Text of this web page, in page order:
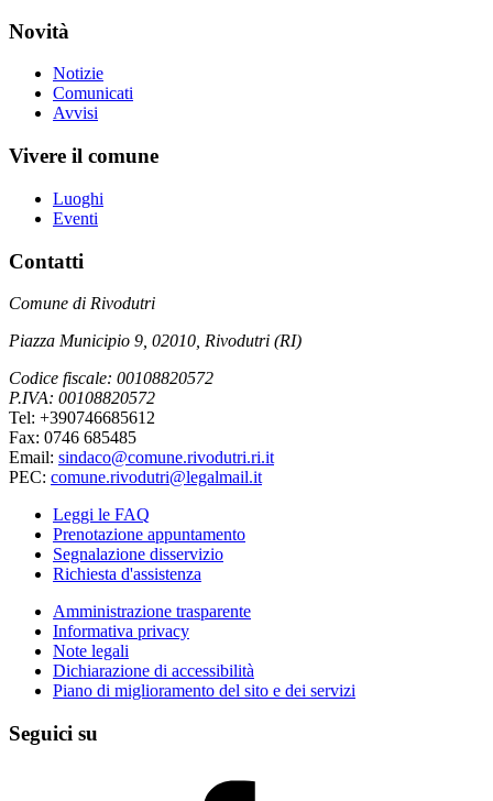
Novità
Notizie
Comunicati
Avvisi
Vivere il comune
Luoghi
Eventi
Contatti
Comune di Rivodutri
Piazza Municipio 9, 02010, Rivodutri (RI)
Codice fiscale: 00108820572
P.IVA: 00108820572
Tel: +390746685612
Fax: 0746 685485
Email: sindaco@comune.rivodutri.ri.it
PEC: comune.rivodutri@legalmail.it
Leggi le FAQ
Prenotazione appuntamento
Segnalazione disservizio
Richiesta d'assistenza
Amministrazione trasparente
Informativa privacy
Note legali
Dichiarazione di accessibilità
Piano di miglioramento del sito e dei servizi
Seguici su